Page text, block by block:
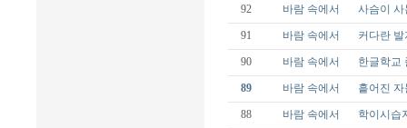
92 바람 속에서 사슴이 사
91 바람 속에서 커다란 발
90 바람 속에서 한글학교
89 바람 속에서 흩어진
88 바람 속에서 학이시습